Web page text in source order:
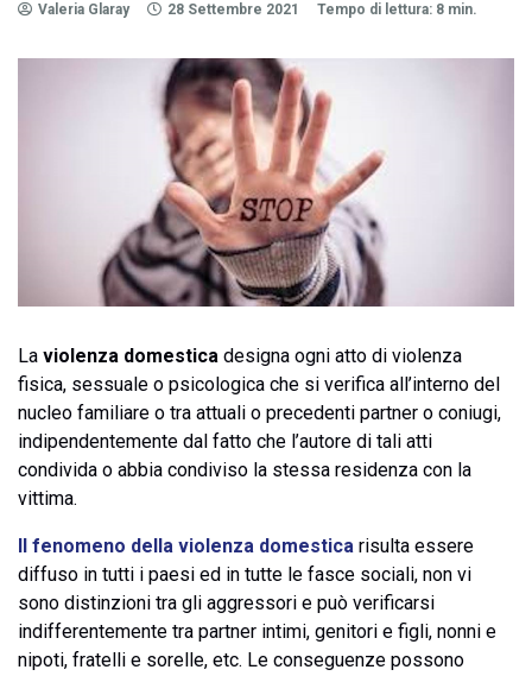
Valeria Glaray 28 Settembre 2021 Tempo di lettura: 8 min.
La violenza domestica designa ogni atto di violenza
fisica, sessuale o psicologica che si verifica all’interno del
nucleo familiare o tra attuali o precedenti partner o coniugi,
indipendentemente dal fatto che l’autore di tali atti
condivida o abbia condiviso la stessa residenza con la
vittima.
Il fenomeno della violenza domestica risulta essere
diffuso in tutti i paesi ed in tutte le fasce sociali, non vi
sono distinzioni tra gli aggressori e può verificarsi
indifferentemente tra partner intimi, genitori e figli, nonni e
nipoti, fratelli e sorelle, etc. Le conseguenze possono